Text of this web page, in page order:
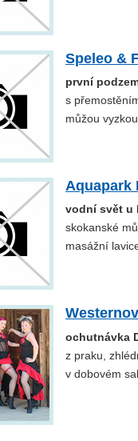
Speleo &
první
s
můžou
Aquapark
vodní svět u
skokanské
masážní
ochutnávka
z praku,
v dobovém